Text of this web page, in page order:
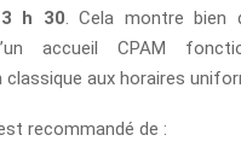
h 30 . Cela montre bien
accueil CPAM
aux horaires
recommandé de :